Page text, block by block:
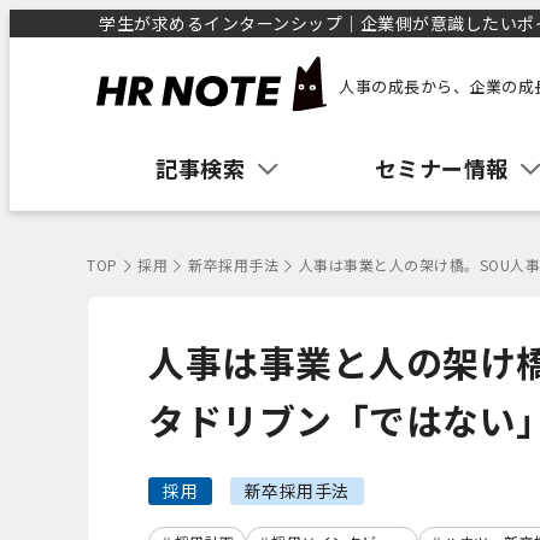
学生が求めるインターンシップ｜企業側が意識したい
人事の成長から、企業の
記事検索 セミナー情報
TOP 採用 新卒採用手法 人事は事業と人の架け橋。SOU人
人事は事業と人の架け
タドリブン「ではない
採用 新卒採用手法